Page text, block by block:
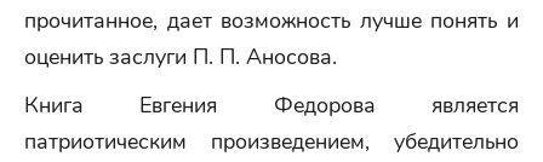
прочитанное, дает возможность лучше понять и
оценить заслуги П. П. Аносова.
Книга Евгения Федорова является
патриотическим произведением, убедительно